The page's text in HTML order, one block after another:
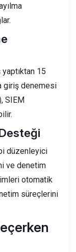
yaptıktan 15
giriş denemesi
SIEM
düzenleyici
ve denetim
otomatik
süreçlerini